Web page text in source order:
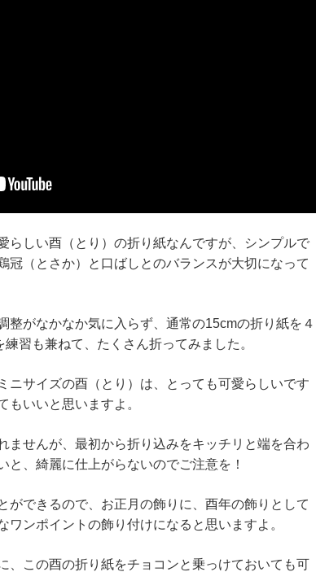
らしい酉（とり）の折り紙なんですが、シンプルで
冠（とさか）と口ばしとのバランスが大切になって
整がなかなか気に入らず、通常の15cmの折り紙を４
習も兼ねて、たくさん折ってみました。
ニサイズの酉（とり）は、とっても可愛らしいです
もいいと思いますよ。
ませんが、最初から折り込みをキッチリと端を合わ
と、綺麗に仕上がらないのでご注意を！
ができるので、お正月の飾りに、酉年の飾りとして
ワンポイントの飾り付けになると思いますよ。
、この酉の折り紙をチョコンと乗っけておいても可